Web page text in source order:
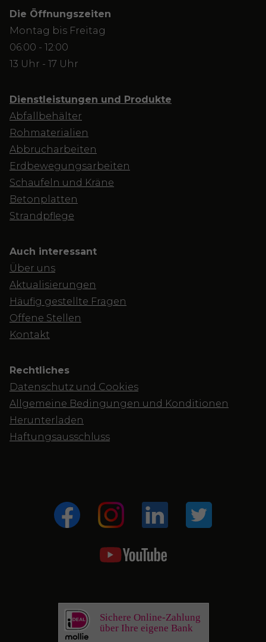
Die Öffnungszeiten
Montag bis Freitag
06:00 - 12:00
13 Uhr - 17 Uhr
Dienstleistungen und Produkte
Abfallbehälter
Rohmaterialien
Abbrucharbeiten
Erdbewegungsarbeiten
Schaufeln und Kräne
Betonplatten
Strandpflege
Auch interessant
Über uns
Aktualisierungen
Häufig gestellte Fragen
Offene Stellen
Kontakt
Rechtliches
Datenschutz und Cookies
Allgemeine Bedingungen und Konditionen
Herunterladen
Haftungsausschluss
Sichere Online-Zahlung
über Ihre eigene Bank